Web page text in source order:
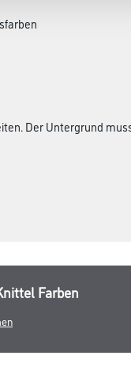
Der Untergrund
Farben